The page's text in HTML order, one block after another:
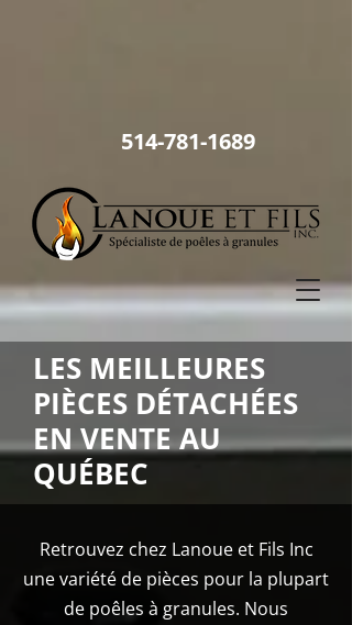
514-781-1689
LES MEILLEURES
PIÈCES DÉTACHÉES
EN VENTE AU
QUÉBEC
Retrouvez chez Lanoue et Fils Inc
une variété de pièces pour la plupart
de poêles à granules. Nous